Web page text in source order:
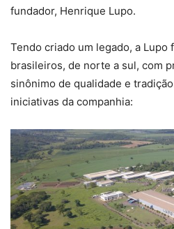
fundador, Henrique Lupo.
Tendo criado um legado, a Lupo
brasileiros, de norte a sul, com
sinônimo de qualidade e
iniciativas da companhia: